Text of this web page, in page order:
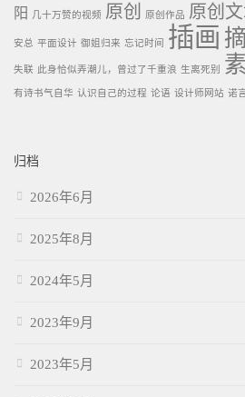
阳
几十万赞的视频 原创 原创作品 原创
安总 平面设计 御姐归来 忘记时间 插画
失联 此身恰似弄潮儿，曾过了千重浪 生离死别
有诗书气自华 认识自己的过程 论语 设计师网站 诺
归档
2026年6月
2025年8月
2024年5月
2023年9月
2023年5月